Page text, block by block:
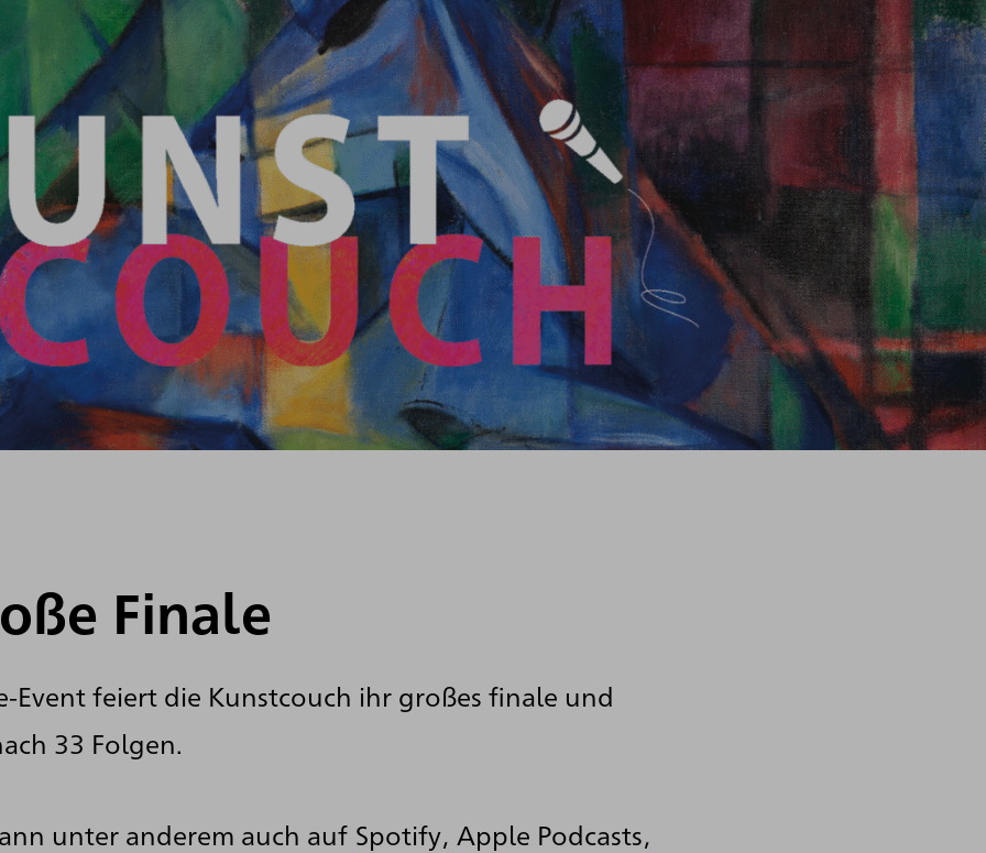
Finale
Event feiert die Kunstcouch ihr großes finale und
33 Folgen.
unter anderem auch auf Spotify, Apple Podcasts,